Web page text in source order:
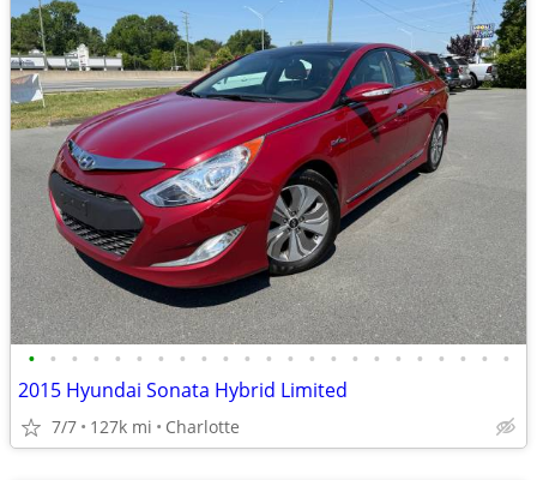
• • • • • • • • • • • • • • • • • • • • • • •
2015 Hyundai Sonata Hybrid Limited
7/7 127k mi Charlotte